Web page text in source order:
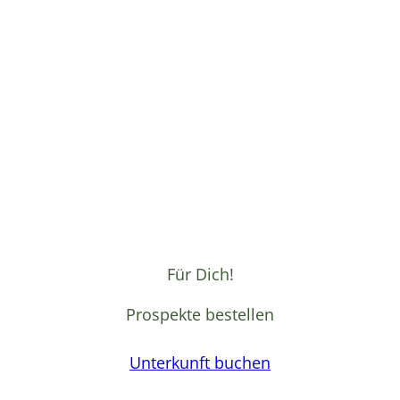
Für Dich!
Prospekte bestellen
Unterkunft buchen